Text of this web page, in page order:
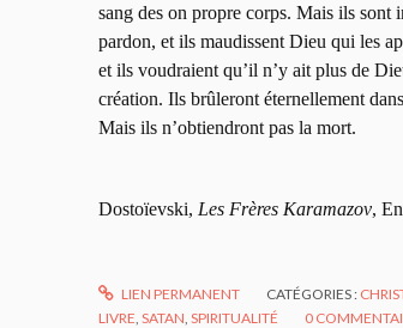
sang des on propre corps. Mais ils sont
pardon, et ils maudissent Dieu qui les
et ils voudraient qu’il n’y ait plus de
création. Ils brûleront éternellement
Mais ils n’obtiendront pas la mort.
Dostoïevski, Les Frères Karamazov,
LIEN PERMANENT CATÉGORIES :
LIVRE SATAN SPIRITUALITÉ 0